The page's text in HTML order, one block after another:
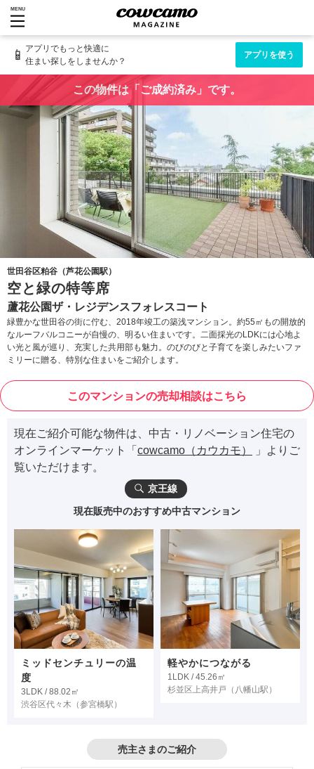
MENU
📱 アプリでもっと快適に
住まい探しをしませんか？
アプリを使う
この物件は「ご成約済み」です。
世田谷区粕谷（芦花公園駅）
空と緑の特等席
蘆花公園ザ・レジデンスフォレスコート
緑豊かな世田谷の街に佇む、2018年竣工の築浅マンション。約55㎡もの開放的
なルーフバルコニーが自慢の、明るい住まいです。二面採光のLDKには心地よ
い光と風が巡り、充実した共用部も魅力。のびのびと子育てを楽しみたいファ
ミリーに贈る、特別な住まいをご紹介します。
このマンションの売却相談はこちら
現在ご紹介可能な物件は、中古・リノベーション住宅の
オンラインマーケット「 cowcamo（カウカモ）
」よりご
覧いただけます。
京王線
現在販売中のおすすめ中古マンション
ミッドセンチュリーの温
度
3LDK / 88.02㎡
渋谷区代々木 （参宮橋駅）
軽やかにつながる
1LDK / 45.26㎡
杉並区上高井戸 （八幡山駅）
売主さまのご紹介